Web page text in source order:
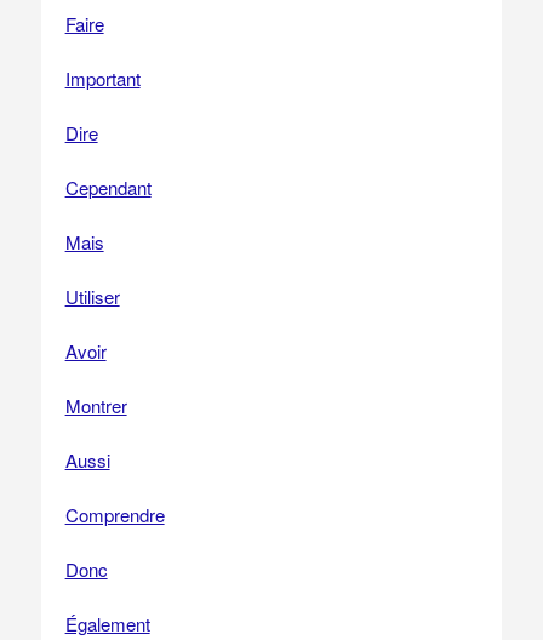
Faire
Important
Dire
Cependant
Mais
Utiliser
Avoir
Montrer
Aussi
Comprendre
Donc
Également